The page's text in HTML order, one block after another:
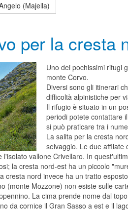
(Majella)
per la cresta
Uno dei pochissimi rifugi
monte Corvo.
Diversi sono gli itinerari
difficoltà alpinistiche per
Il rifugio è situato in un
periodi potete contattare
si può praticare tra i
La salita per la cresta
selvaggio. Le due affilate
l'isolato vallone Crivellaro. In
la cresta nord-est ha un piccolo
cresta nord invece ha un tratto
(monte Mozzone) non esiste sulle
La cima prende nome dal
da cornice il Gran Sasso a est e il